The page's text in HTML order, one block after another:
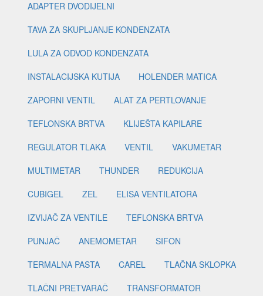
ADAPTER DVODIJELNI
TAVA ZA SKUPLJANJE KONDENZATA
LULA ZA ODVOD KONDENZATA
INSTALACIJSKA KUTIJA
HOLENDER MATICA
ZAPORNI VENTIL
ALAT ZA PERTLOVANJE
TEFLONSKA BRTVA
KLIJEŠTA KAPILARE
REGULATOR TLAKA
VENTIL
VAKUMETAR
MULTIMETAR
THUNDER
REDUKCIJA
CUBIGEL
ZEL
ELISA VENTILATORA
IZVIJAČ ZA VENTILE
TEFLONSKA BRTVA
PUNJAČ
ANEMOMETAR
SIFON
TERMALNA PASTA
CAREL
TLAČNA SKLOPKA
TLAČNI PRETVARAČ
TRANSFORMATOR